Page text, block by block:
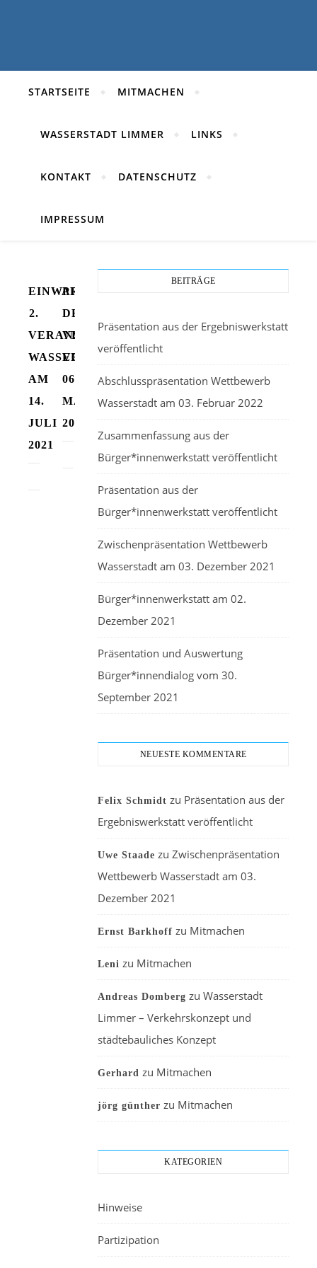
STARTSEITE MITMACHEN
WASSERSTADT LIMMER LINKS
KONTAKT DATENSCHUTZ
IMPRESSUM
EINWAHLLINK
2.
VERANSTALTUNG
WASSERSTADT++
AM
14.
JULI
2021
PRÄSENTATIONEN
DER
VERANSTALTUNG
VOM
06.
MAI
2021
BEITRÄGE
Präsentation aus der Ergebniswerkstatt
veröffentlicht
Abschlusspräsentation Wettbewerb
Wasserstadt am 03. Februar 2022
Zusammenfassung aus der
Bürger*innenwerkstatt veröffentlicht
Präsentation aus der
Bürger*innenwerkstatt veröffentlicht
Zwischenpräsentation Wettbewerb
Wasserstadt am 03. Dezember 2021
Bürger*innenwerkstatt am 02.
Dezember 2021
Präsentation und Auswertung
Bürger*innendialog vom 30.
September 2021
NEUESTE KOMMENTARE
Felix Schmidt zu Präsentation aus der
Ergebniswerkstatt veröffentlicht
Uwe Staade zu Zwischenpräsentation
Wettbewerb Wasserstadt am 03.
Dezember 2021
Ernst Barkhoff zu Mitmachen
Leni zu Mitmachen
Andreas Domberg zu Wasserstadt
Limmer – Verkehrskonzept und
städtebauliches Konzept
Gerhard zu Mitmachen
jörg günther zu Mitmachen
KATEGORIEN
Hinweise
Partizipation